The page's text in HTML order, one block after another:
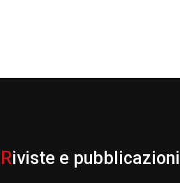
Riviste e pubblicazioni